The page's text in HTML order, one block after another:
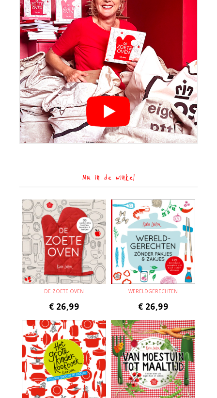
Nu in de winkel
DE ZOETE OVEN
€ 26,99
WERELDGERECHTEN
€ 26,99